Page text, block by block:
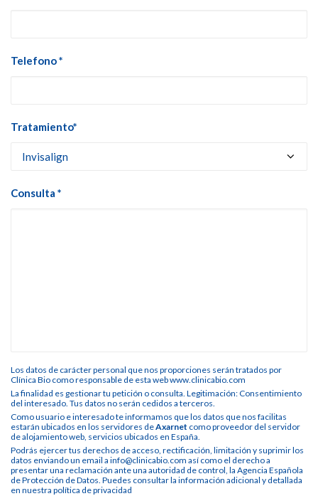
Telefono *
Tratamiento*
Consulta *
Los datos de carácter personal que nos proporciones serán tratados por
Clínica Bio como responsable de esta web www.clinicabio.com
La finalidad es gestionar tu petición o consulta. Legitimación: Consentimiento
del interesado. Tus datos no serán cedidos a terceros.
Como usuario e interesado te informamos que los datos que nos facilitas
estarán ubicados en los servidores deAxarnet como proveedor del servidor
de alojamiento web, servicios ubicados en España.
Podrás ejercer tus derechos de acceso, rectificación, limitación y suprimir los
datos enviando un email a info@clinicabio.com así como el derecho a
presentar una reclamación ante una autoridad de control, la Agencia Española
de Protección de Datos. Puedes consultar la información adicional y detallada
en nuestra política de privacidad